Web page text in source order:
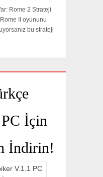
Rome 2 Strateji
II oyununu
bu strateji
İçin
İndirin!